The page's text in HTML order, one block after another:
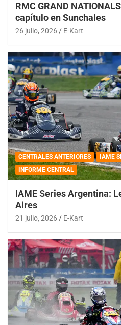
RMC GRAND
capítulo en Sunchales
26 julio, 2026 E-Kart
CENTRALES ANTERIORES
IAME
INFORME CENTRAL
IAME Series Argentina:
Aires
21 julio, 2026 E-Kart